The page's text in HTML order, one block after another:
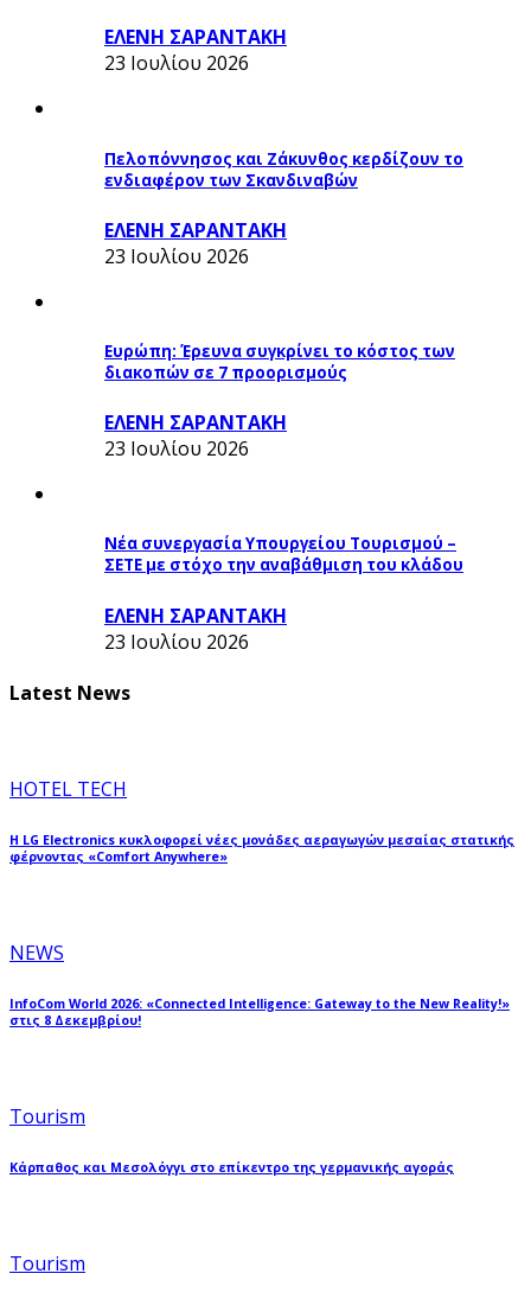
ΕΛΕΝΗ ΣΑΡΑΝΤΑΚΗ
23 Ιουλίου 2026
Πελοπόννησος και Ζάκυνθος κερδίζουν το
ενδιαφέρον των Σκανδιναβών
ΕΛΕΝΗ ΣΑΡΑΝΤΑΚΗ
23 Ιουλίου 2026
Ευρώπη: Έρευνα συγκρίνει το κόστος των
διακοπών σε 7 προορισμούς
ΕΛΕΝΗ ΣΑΡΑΝΤΑΚΗ
23 Ιουλίου 2026
Νέα συνεργασία Υπουργείου Τουρισμού –
ΣΕΤΕ με στόχο την αναβάθμιση του κλάδου
ΕΛΕΝΗ ΣΑΡΑΝΤΑΚΗ
23 Ιουλίου 2026
Latest News
HOTEL TECH
Η LG Electronics κυκλοφορεί νέες μονάδες αεραγωγών μεσαίας στατικής
φέρνοντας «Comfort Anywhere»
NEWS
InfoCom World 2026: «Connected Intelligence: Gateway to the New Reality!»
στις 8 Δεκεμβρίου!
Tourism
Κάρπαθος και Μεσολόγγι στο επίκεντρο της γερμανικής αγοράς
Tourism